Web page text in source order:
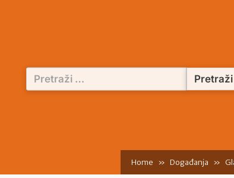
Pretraži:
Home Događanja